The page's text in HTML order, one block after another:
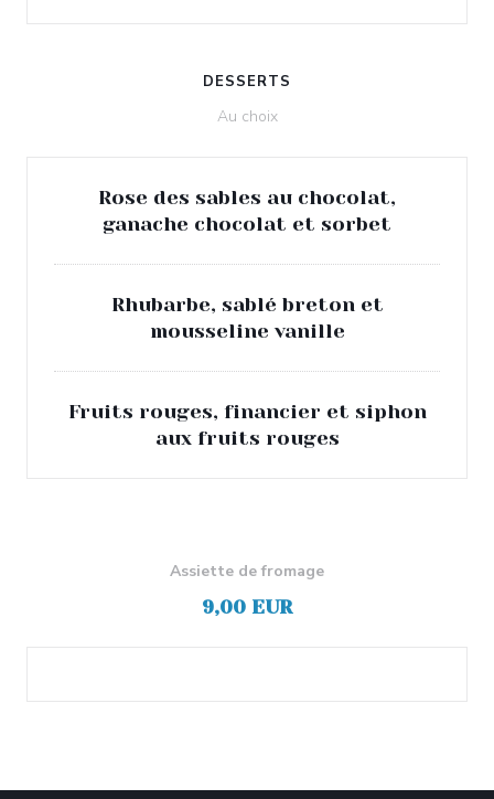
DESSERTS
Au choix
Rose des sables au chocolat,
ganache chocolat et sorbet
Rhubarbe, sablé breton et
mousseline vanille
Fruits rouges, financier et siphon
aux fruits rouges
Assiette de fromage
9,00 EUR